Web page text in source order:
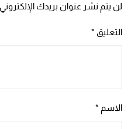
لن يتم نشر عنوان بريدك الإلكتروني.
التعليق *
الاسم *